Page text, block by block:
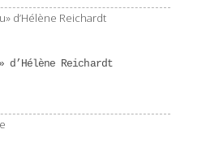
d’Hélène Reichardt